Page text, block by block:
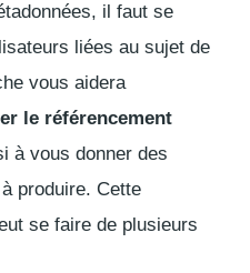
il faut se
liées au sujet de
vous aidera
le référencement
à vous donner des
produire. Cette
se faire de plusieurs